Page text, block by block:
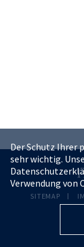
SITEMAP
Der Schutz Ihrer
sehr wichtig.
Verwendung von